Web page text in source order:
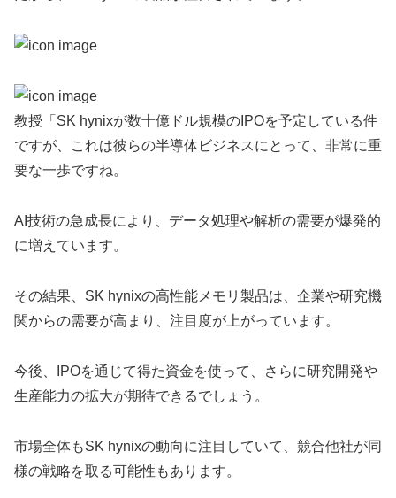
教授「SK hynixが数十億ドル規模のIPOを予定している件
ですが、これは彼らの半導体ビジネスにとって、非常に重
要な一歩ですね。
AI技術の急成長により、データ処理や解析の需要が爆発的
に増えています。
その結果、SK hynixの高性能メモリ製品は、企業や研究機
関からの需要が高まり、注目度が上がっています。
今後、IPOを通じて得た資金を使って、さらに研究開発や
生産能力の拡大が期待できるでしょう。
市場全体もSK hynixの動向に注目していて、競合他社が同
様の戦略を取る可能性もあります。